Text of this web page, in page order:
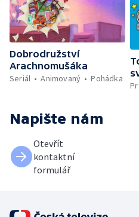
Dobrodružství
Arachnomušáka
Seriál
Animovaný Pohádka
Napište nám
Otevřít
kontaktní
formulář